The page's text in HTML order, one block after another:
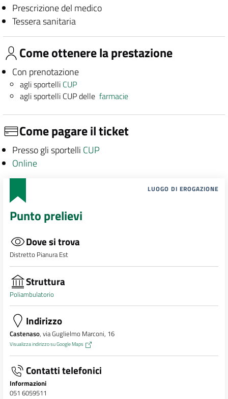
Prescrizione del medico
Tessera sanitaria
Come ottenere la prestazione
Con prenotazione
agli sportelli CUP
agli sportelli CUP dellefarmacie
Come pagare il ticket
Presso gli sportelli CUP
Online
LUOGO DI EROGAZIONE
Punto prelievi
Dove si trova
Distretto Pianura Est
Struttura
Poliambulatorio
Indirizzo
Castenaso, via Guglielmo Marconi, 16
Visualizza indirizzo su Google Maps
Contatti telefonici
Informazioni
051 6059511